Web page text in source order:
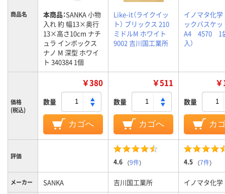
商品名 本商品：SANKA 小物
入れ 約 幅13×奥行
13×高さ10cm ナチ
ュラ インボックス
ナノ M 深型 ホワイ
ト 340384 1個
Like-it（ライクイッ
ト） ブリックス 210
ミドルM ホワイト
9002 吉川国工業所
イノマタ化
ックバスケ
A4 4570 1
入）
価格
(税込)
￥380
数量
カゴへ
￥511
数量
カゴへ
数量
カ
評価
4.6 （9件） 4.5 （7件）
メーカー SANKA 吉川国工業所 イノマタ化学